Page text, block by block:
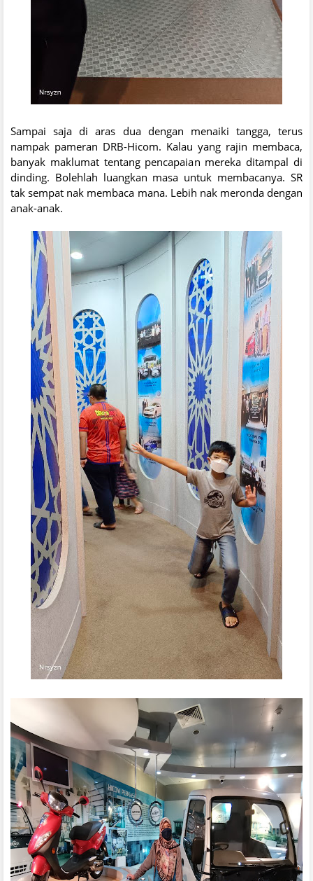
Sampai saja di aras dua dengan menaiki tangga, terus
nampak pameran DRB-Hicom. Kalau yang rajin membaca,
banyak maklumat tentang pencapaian mereka ditampal di
dinding. Bolehlah luangkan masa untuk membacanya. SR
tak sempat nak membaca mana. Lebih nak meronda dengan
anak-anak.